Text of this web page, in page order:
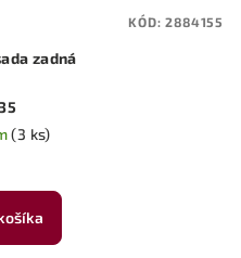
zadná
(3 ks)
KÓD:2884155